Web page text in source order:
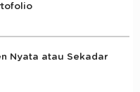
Nyata atau Sekadar